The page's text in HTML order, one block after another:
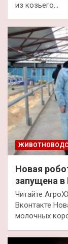
из козьего…
Новая
запущена
Читайте
Вконтакте
молочных